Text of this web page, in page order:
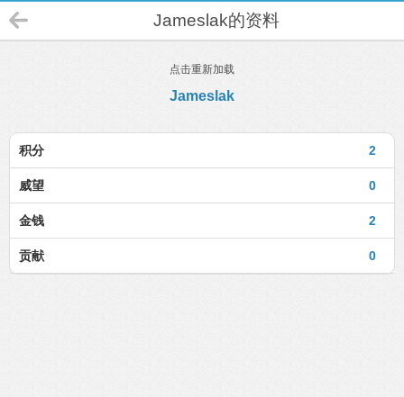
Jameslak的资料
点击重新加载
Jameslak
2
积分
0
威望
2
金钱
0
贡献